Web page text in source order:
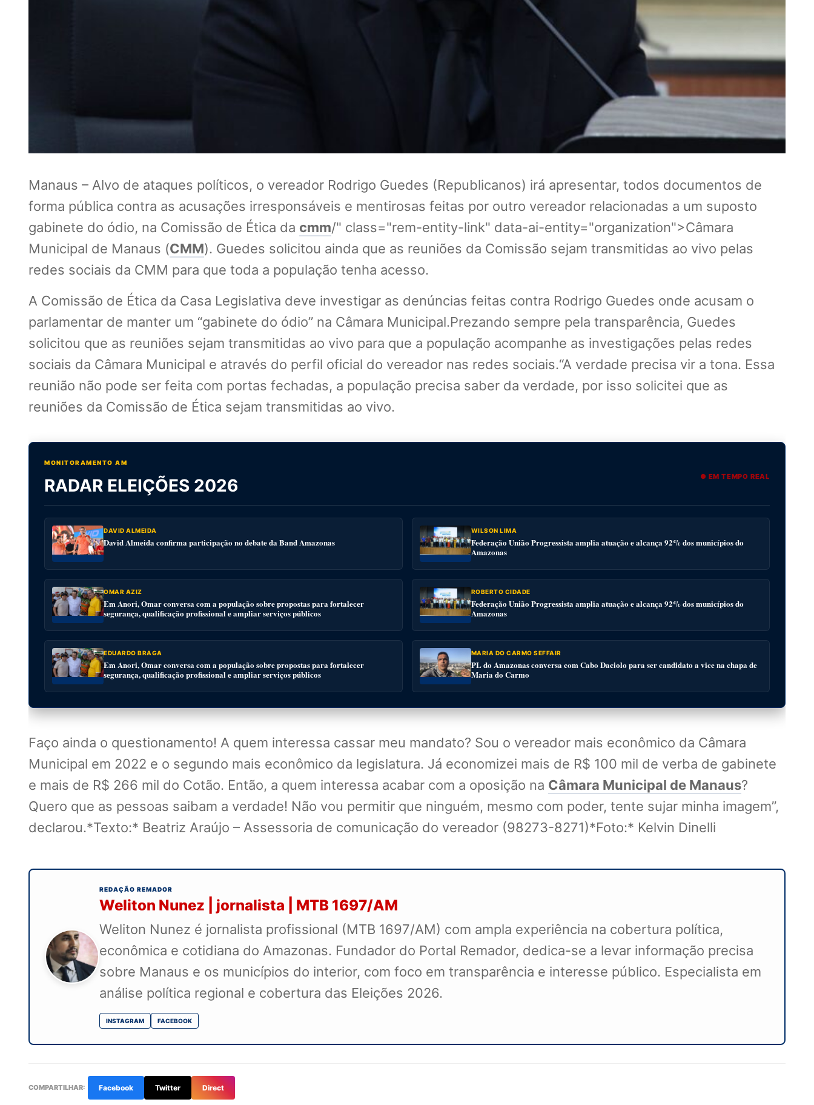
Manaus – Alvo de ataques políticos, o vereador Rodrigo Guedes (Republicanos) irá apresentar, todos documentos de
forma pública contra as acusações irresponsáveis e mentirosas feitas por outro vereador relacionadas a um suposto
gabinete do ódio, na Comissão de Ética da cmm/" class="rem-entity-link" data-ai-entity="organization">Câmara
Municipal de Manaus (CMM). Guedes solicitou ainda que as reuniões da Comissão sejam transmitidas ao vivo pelas
redes sociais da CMM para que toda a população tenha acesso.
A Comissão de Ética da Casa Legislativa deve investigar as denúncias feitas contra Rodrigo Guedes onde acusam o
parlamentar de manter um “gabinete do ódio” na Câmara Municipal.Prezando sempre pela transparência, Guedes
solicitou que as reuniões sejam transmitidas ao vivo para que a população acompanhe as investigações pelas redes
sociais da Câmara Municipal e através do perfil oficial do vereador nas redes sociais.“A verdade precisa vir a tona. Essa
reunião não pode ser feita com portas fechadas, a população precisa saber da verdade, por isso solicitei que as
reuniões da Comissão de Ética sejam transmitidas ao vivo.
MONITORAMENTO AM
RADAR ELEIÇÕES 2026 ● EM TEMPO REAL
DAVID ALMEIDA
David Almeida confirma participação no debate da Band Amazonas
WILSON LIMA
Federação União Progressista amplia atuação e alcança 92% dos municípios do
Amazonas
OMAR AZIZ
Em Anori, Omar conversa com a população sobre propostas para fortalecer
segurança, qualificação profissional e ampliar serviços públicos
ROBERTO CIDADE
Federação União Progressista amplia atuação e alcança 92% dos municípios do
Amazonas
EDUARDO BRAGA
Em Anori, Omar conversa com a população sobre propostas para fortalecer
segurança, qualificação profissional e ampliar serviços públicos
MARIA DO CARMO SEFFAIR
PL do Amazonas conversa com Cabo Daciolo para ser candidato a vice na chapa de
Maria do Carmo
Faço ainda o questionamento! A quem interessa cassar meu mandato? Sou o vereador mais econômico da Câmara
Municipal em 2022 e o segundo mais econômico da legislatura. Já economizei mais de R$ 100 mil de verba de gabinete
e mais de R$ 266 mil do Cotão. Então, a quem interessa acabar com a oposição na Câmara Municipal de Manaus?
Quero que as pessoas saibam a verdade! Não vou permitir que ninguém, mesmo com poder, tente sujar minha imagem”,
declarou.*Texto:* Beatriz Araújo – Assessoria de comunicação do vereador (98273-8271)*Foto:* Kelvin Dinelli
REDAÇÃO REMADOR
Weliton Nunez | jornalista | MTB 1697/AM
Weliton Nunez é jornalista profissional (MTB 1697/AM) com ampla experiência na cobertura política,
econômica e cotidiana do Amazonas. Fundador do Portal Remador, dedica-se a levar informação precisa
sobre Manaus e os municípios do interior, com foco em transparência e interesse público. Especialista em
análise política regional e cobertura das Eleições 2026.
INSTAGRAM FACEBOOK
COMPARTILHAR: Facebook Twitter Direct